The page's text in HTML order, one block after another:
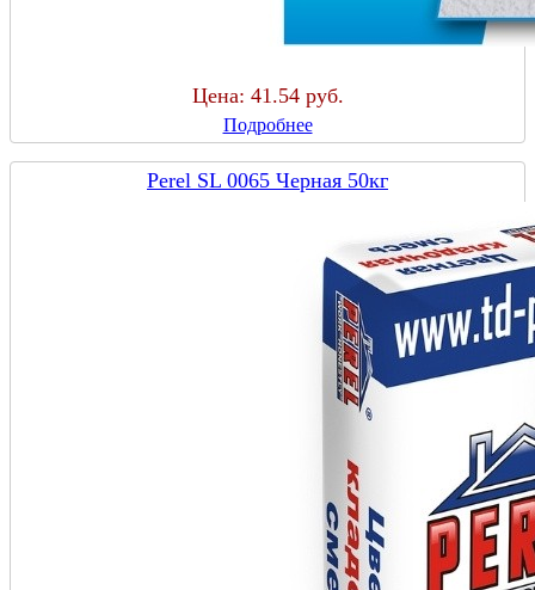
Цена: 41.54 руб.
Подробнее
Perel SL 0065 Черная 50кг